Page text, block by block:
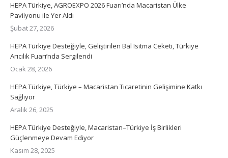
HEPA Türkiye, AGROEXPO 2026 Fuarı’nda Macaristan Ülke
Pavilyonu ile Yer Aldı
Şubat 27, 2026
HEPA Türkiye Desteğiyle, Geliştirilen Bal Isıtma Ceketi, Türkiye
Arıcılık Fuarı’nda Sergilendi
Ocak 28, 2026
HEPA Türkiye, Türkiye – Macaristan Ticaretinin Gelişimine Katkı
Sağlıyor
Aralık 26, 2025
HEPA Türkiye Desteğiyle, Macaristan–Türkiye İş Birlikleri
Güçlenmeye Devam Ediyor
Kasım 28, 2025